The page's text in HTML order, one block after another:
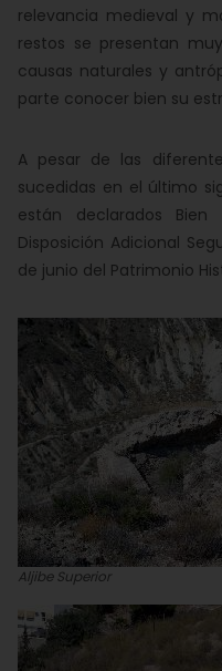
relevancia medieval y
restos se presentan
causas naturales y
parte conocer bien su
A pesar de las
sucedidas en el último
están declarados
Disposición Adicional
de junio del Patrimonio
Aljibe Superior